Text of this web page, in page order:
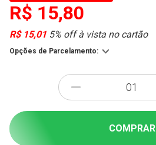
R$ 15,80
R$ 15,01 5% off à vista no cartão
Opções de Parcelamento:
-
COMPRAR